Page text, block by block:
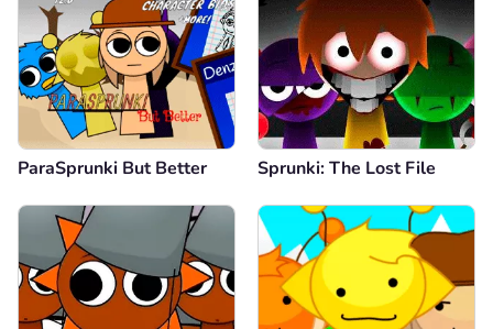
ParaSprunki But Better Sprunki: The Lost File